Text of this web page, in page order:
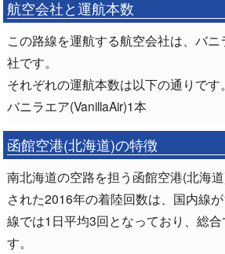
航空会社と運航本数
この路線を運航する航空会社は、バニ
社です。
それぞれの運航本数は以下の通りです。
バニラエア(VanillaAir)1本
函館空港(北海道)の特徴
南北海道の空路を担う函館空港(北海
された2016年の着陸回数は、国内線
線では1日平均3回となっており、総
す。